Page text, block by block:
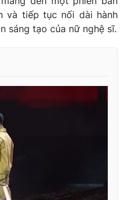
và tiếp tục nối dài hành
sáng tạo của nữ nghệ sĩ.